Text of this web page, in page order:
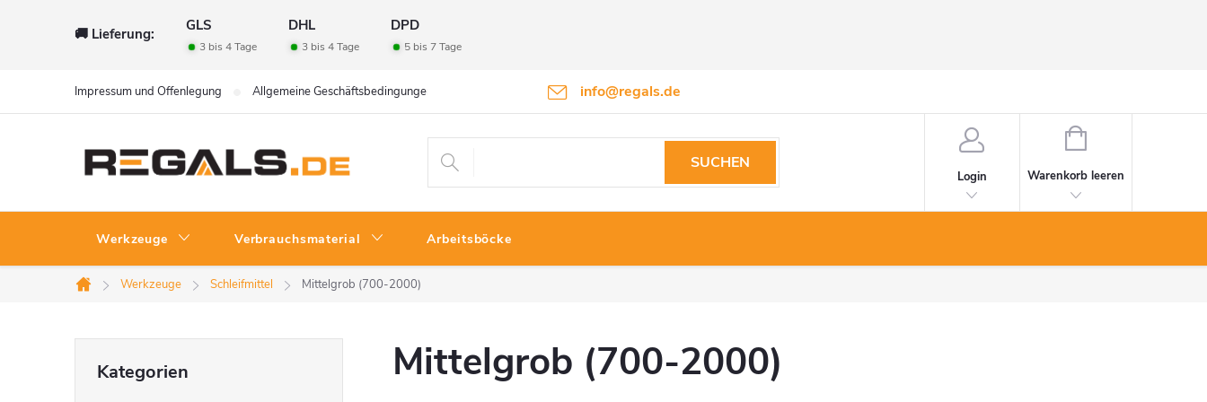
🚚 Lieferung: GLS DHL DPD
3 bis 4 Tage 3 bis 4 Tage 5 bis 7 Tage
info@regals.de
Impressum und Offenlegung Allgemeine Geschäftsbedingungen Datenschutzbestimmungen Rückgabeinformationen
SUCHEN
Login
WARENKORB
Warenkorb leeren
Werkzeuge Verbrauchsmaterial Arbeitsböcke
Startseite
Werkzeuge Schleifmittel Mittelgrob (700-2000)
überspringen
Kategorien Mittelgrob (700-2000)